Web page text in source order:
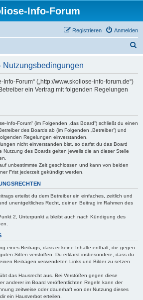
Info-Forum
Anmelden
Registrieren
Nutzungsbedingungen
Info-Forum“ („http://www.skoliose-info-forum.de“)
ein Vertrag mit folgenden Regelungen
Info-Forum“ (im Folgenden „das Board“) schließt du einen
des Boards ab (im Folgenden „Betreiber“) und
Regelungen einverstanden.
nicht einverstanden bist, so darfst du das Board
Nutzung des Boards gelten jeweils die an dieser Stelle
unbestimmte Zeit geschlossen und kann von beiden
Frist jederzeit gekündigt werden.
erteilst du dem Betreiber ein einfaches, zeitlich und
unentgeltliches Recht, deinen Beitrag im Rahmen des
2, Unterpunkt a bleibt auch nach Kündigung des
eines Beitrags, dass er keine Inhalte enthält, die gegen
Sitten verstoßen. Du erklärst insbesondere, dass du
Beiträgen verwendeten Links und Bilder zu setzen
das Hausrecht aus. Bei Verstößen gegen diese
anderer im Board veröffentlichten Regeln kann der
zeitweise oder dauerhaft von der Nutzung dieses
ein Hausverbot erteilen.